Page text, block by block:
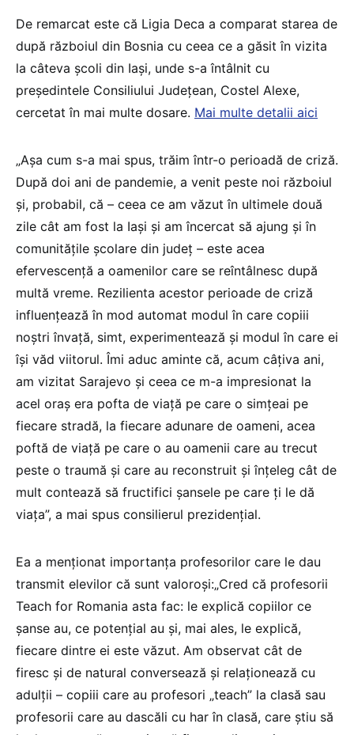
De remarcat este că Ligia Deca a comparat starea de
după războiul din Bosnia cu ceea ce a găsit în vizita
la câteva școli din Iași, unde s-a întâlnit cu
președintele Consiliului Județean, Costel Alexe,
cercetat în mai multe dosare. Mai multe detalii aici
„Așa cum s-a mai spus, trăim într-o perioadă de criză.
După doi ani de pandemie, a venit peste noi războiul
și, probabil, că – ceea ce am văzut în ultimele două
zile cât am fost la Iași și am încercat să ajung și în
comunitățile școlare din județ – este acea
efervescență a oamenilor care se reîntâlnesc după
multă vreme. Rezilienta acestor perioade de criză
influențează în mod automat modul în care copiii
noștri învață, simt, experimentează și modul în care ei
își văd viitorul. Îmi aduc aminte că, acum câțiva ani,
am vizitat Sarajevo și ceea ce m-a impresionat la
acel oraș era pofta de viață pe care o simțeai pe
fiecare stradă, la fiecare adunare de oameni, acea
poftă de viață pe care o au oamenii care au trecut
peste o traumă și care au reconstruit și înțeleg cât de
mult contează să fructifici șansele pe care ți le dă
viața”, a mai spus consilierul prezidențial.
Ea a menționat importanța profesorilor care le dau
transmit elevilor că sunt valoroși:„Cred că profesorii
Teach for Romania asta fac: le explică copiilor ce
șanse au, ce potențial au și, mai ales, le explică,
fiecare dintre ei este văzut. Am observat cât de
firesc și de natural conversează și relaționează cu
adulții – copiii care au profesori „teach” la clasă sau
profesorii care au dascăli cu har în clasă, care știu să